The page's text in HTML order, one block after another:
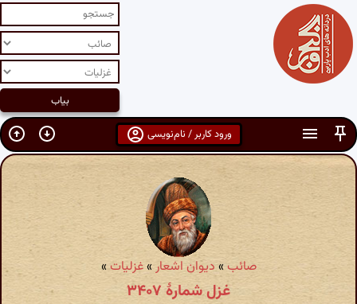
ورود کاربر / نام‌نویسی
صائب »دیوان اشعار»غزلیات»
غزل شمارهٔ ۳۴۰۷